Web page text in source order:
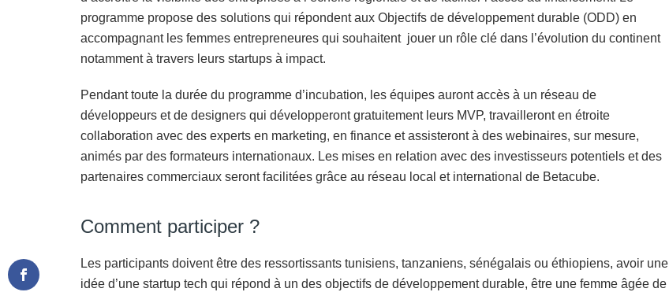
programme propose des solutions qui répondent aux Objectifs de développement durable (ODD) en
accompagnant les femmes entrepreneures qui souhaitent jouer un rôle clé dans l’évolution du continent
notamment à travers leurs startups à impact.
Pendant toute la durée du programme d’incubation, les équipes auront accès à un réseau de
développeurs et de designers qui développeront gratuitement leurs MVP, travailleront en étroite
collaboration avec des experts en marketing, en finance et assisteront à des webinaires, sur mesure,
animés par des formateurs internationaux. Les mises en relation avec des investisseurs potentiels et des
partenaires commerciaux seront facilitées grâce au réseau local et international de Betacube.
Comment participer ?
Les participants doivent être des ressortissants tunisiens, tanzaniens, sénégalais ou éthiopiens, avoir une
idée d’une startup tech qui répond à un des objectifs de développement durable, être une femme âgée de